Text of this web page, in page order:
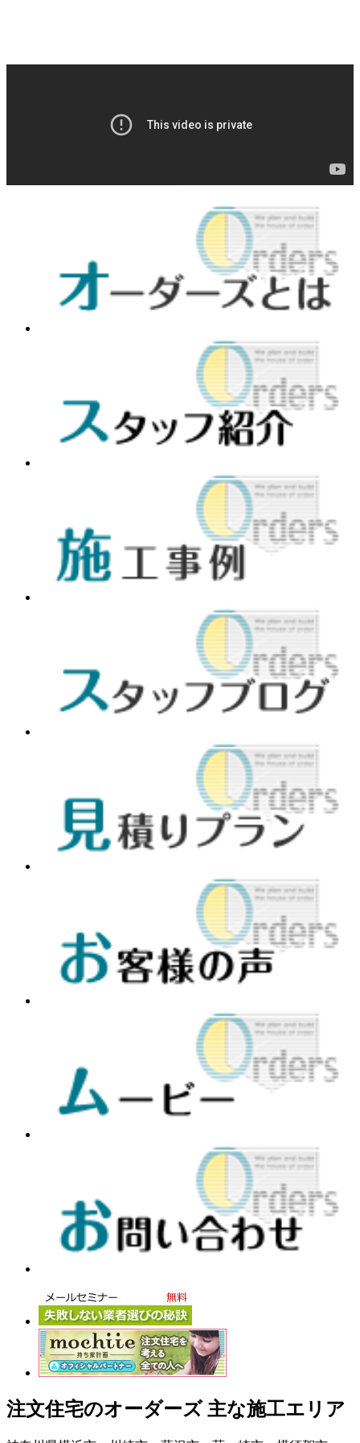
注文住宅のオーダーズ 主な施工エリア